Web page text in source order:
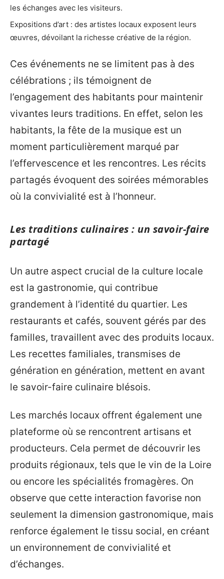
les échanges avec les visiteurs.
Expositions d’art : des artistes locaux exposent leurs
œuvres, dévoilant la richesse créative de la région.
Ces événements ne se limitent pas à des
célébrations ; ils témoignent de
l’engagement des habitants pour maintenir
vivantes leurs traditions. En effet, selon les
habitants, la fête de la musique est un
moment particulièrement marqué par
l’effervescence et les rencontres. Les récits
partagés évoquent des soirées mémorables
où la convivialité est à l’honneur.
Les traditions culinaires : un savoir-faire
partagé
Un autre aspect crucial de la culture locale
est la gastronomie, qui contribue
grandement à l’identité du quartier. Les
restaurants et cafés, souvent gérés par des
familles, travaillent avec des produits locaux.
Les recettes familiales, transmises de
génération en génération, mettent en avant
le savoir-faire culinaire blésois.
Les marchés locaux offrent également une
plateforme où se rencontrent artisans et
producteurs. Cela permet de découvrir les
produits régionaux, tels que le vin de la Loire
ou encore les spécialités fromagères. On
observe que cette interaction favorise non
seulement la dimension gastronomique, mais
renforce également le tissu social, en créant
un environnement de convivialité et
d’échanges.